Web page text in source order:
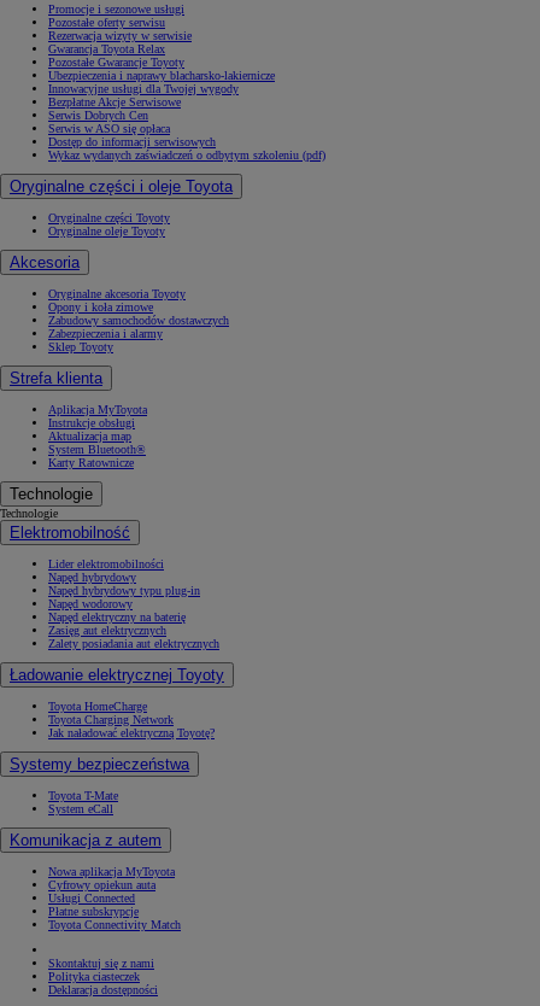
Promocje i sezonowe usługi
Pozostałe oferty serwisu
Rezerwacja wizyty w serwisie
Gwarancja Toyota Relax
Pozostałe Gwarancje Toyoty
Ubezpieczenia i naprawy blacharsko-lakiernicze
Innowacyjne usługi dla Twojej wygody
Bezpłatne Akcje Serwisowe
Serwis Dobrych Cen
Serwis w ASO się opłaca
Dostęp do informacji serwisowych
Wykaz wydanych zaświadczeń o odbytym szkoleniu (pdf)
Oryginalne części i oleje Toyota
Oryginalne części Toyoty
Oryginalne oleje Toyoty
Akcesoria
Oryginalne akcesoria Toyoty
Opony i koła zimowe
Zabudowy samochodów dostawczych
Zabezpieczenia i alarmy
Sklep Toyoty
Strefa klienta
Aplikacja MyToyota
Instrukcje obsługi
Aktualizacja map
System Bluetooth®
Karty Ratownicze
Technologie
Technologie
Elektromobilność
Lider elektromobilności
Napęd hybrydowy
Napęd hybrydowy typu plug-in
Napęd wodorowy
Napęd elektryczny na baterię
Zasięg aut elektrycznych
Zalety posiadania aut elektrycznych
Ładowanie elektrycznej Toyoty
Toyota HomeCharge
Toyota Charging Network
Jak naładować elektryczną Toyotę?
Systemy bezpieczeństwa
Toyota T-Mate
System eCall
Komunikacja z autem
Nowa aplikacja MyToyota
Cyfrowy opiekun auta
Usługi Connected
Płatne subskrypcje
Toyota Connectivity Match
Skontaktuj się z nami
Polityka ciasteczek
Deklaracja dostępności